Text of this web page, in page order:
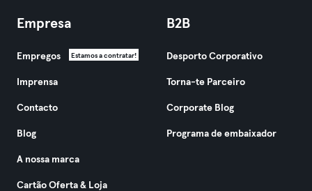
Empresa
Empregos Estamos a contratar!
Imprensa
Contacto
Blog
A nossa marca
Cartão Oferta & Loja
B2B
Desporto Corporativo
Torna-te Parceiro
Corporate Blog
Programa de embaixador